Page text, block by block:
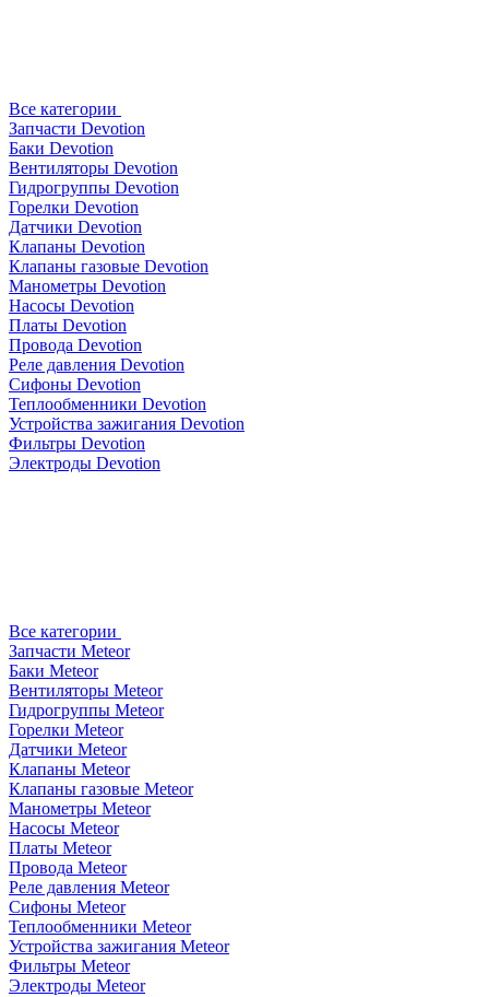
Все категории
Запчасти Devotion
Баки Devotion
Вентиляторы Devotion
Гидрогруппы Devotion
Горелки Devotion
Датчики Devotion
Клапаны Devotion
Клапаны газовые Devotion
Манометры Devotion
Насосы Devotion
Платы Devotion
Провода Devotion
Реле давления Devotion
Сифоны Devotion
Теплообменники Devotion
Устройства зажигания Devotion
Фильтры Devotion
Электроды Devotion
Все категории
Запчасти Meteor
Баки Meteor
Вентиляторы Meteor
Гидрогруппы Meteor
Горелки Meteor
Датчики Meteor
Клапаны Meteor
Клапаны газовые Meteor
Манометры Meteor
Насосы Meteor
Платы Meteor
Провода Meteor
Реле давления Meteor
Сифоны Meteor
Теплообменники Meteor
Устройства зажигания Meteor
Фильтры Meteor
Электроды Meteor